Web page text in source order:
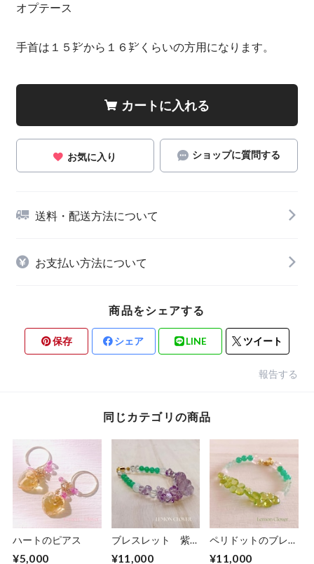
オプテース
手首は１５㌢から１６㌢くらいの方用になります。
カートに入れる
お気に入り ショップに質問する
送料・配送方法について
お支払い方法について
商品をシェアする
保存 シェア LINE ツイート
報告する
同じカテゴリの商品
ハートのピアス
¥5,000
ブレスレット 紫陽
¥11,000
ペリドットのブレス
¥11,000